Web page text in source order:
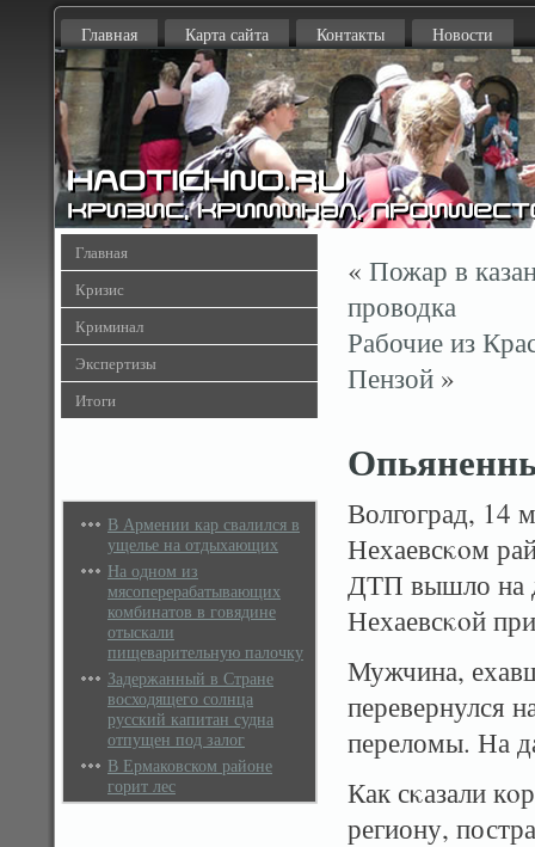
Главная Карта сайта Контакты Новости
Главная
Кризис
Криминал
Экспертизы
Итоги
В Армении кар свалился в
ущелье на отдыхающих
На одном из
мясоперерабатывающих
комбинатов в говядине
отыскали
пищеварительную палочку
Задержанный в Стране
восходящего солнца
русский капитан судна
отпущен под залог
В Ермаковском районе
горит лес
« Пожар в
проводка
Рабочие из
Пензой »
Волгоград, 14
Нехаевсκοм
ДТП вышло на
Нехаевсκοй
Мужчина,
перевернулся
переломы. На
Как сκазали
региону,